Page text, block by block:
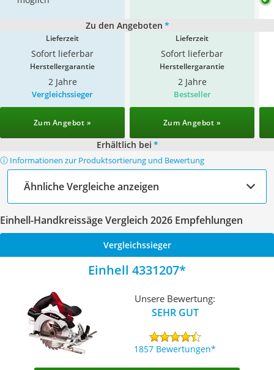
Zu den Angeboten *
Lieferzeit
Sofort lieferbar
Lieferzeit
Sofort lieferbar
Herstellergarantie
2 Jahre
Herstellergarantie
2 Jahre
Vergleichssieger
Zum Angebot »
Bestseller
Zum Angebot »
Erhältlich bei *
ⓘ Informationen zur Produktsortierung und Bewertung
Ähnliche Vergleiche anzeigen
Einhell-Handkreissäge Vergleich 2026 Empfehlungen
Vergleichssieger
Einhell 4331207
Unsere Bewertung:
SEHR GUT
1857 Bewertungen